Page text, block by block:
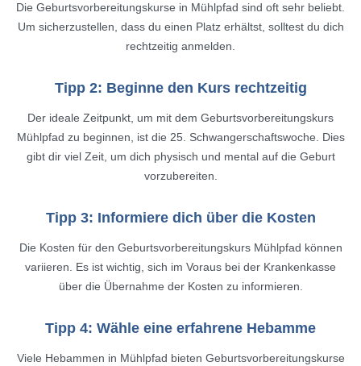
Die Geburtsvorbereitungskurse in Mühlpfad sind oft sehr beliebt.
Um sicherzustellen, dass du einen Platz erhältst, solltest du dich
rechtzeitig anmelden.
Tipp 2: Beginne den Kurs rechtzeitig
Der ideale Zeitpunkt, um mit dem Geburtsvorbereitungskurs
Mühlpfad zu beginnen, ist die 25. Schwangerschaftswoche. Dies
gibt dir viel Zeit, um dich physisch und mental auf die Geburt
vorzubereiten.
Tipp 3: Informiere dich über die Kosten
Die Kosten für den Geburtsvorbereitungskurs Mühlpfad können
variieren. Es ist wichtig, sich im Voraus bei der Krankenkasse
über die Übernahme der Kosten zu informieren.
Tipp 4: Wähle eine erfahrene Hebamme
Viele Hebammen in Mühlpfad bieten Geburtsvorbereitungskurse